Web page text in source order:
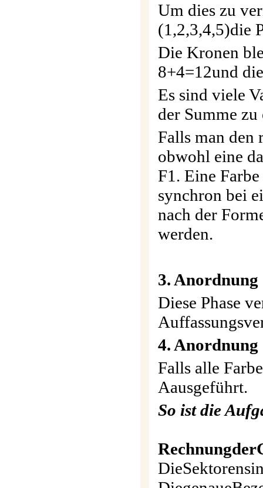
Um dies zu
(1,2,3,4,5)die
Die Kronen
8+4=12und
Es sind viele
der Summe
Falls man den
obwohl eine
F1. Eine
synchron bei
nach der
werden.
3.
Diese Phase
4.
Falls alle
Aausgeführt.
So ist die
Rechnungder